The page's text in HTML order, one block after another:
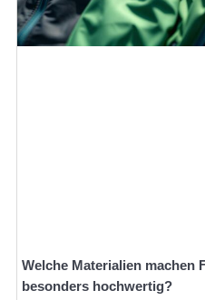
Welche Materialien machen
besonders hochwertig?